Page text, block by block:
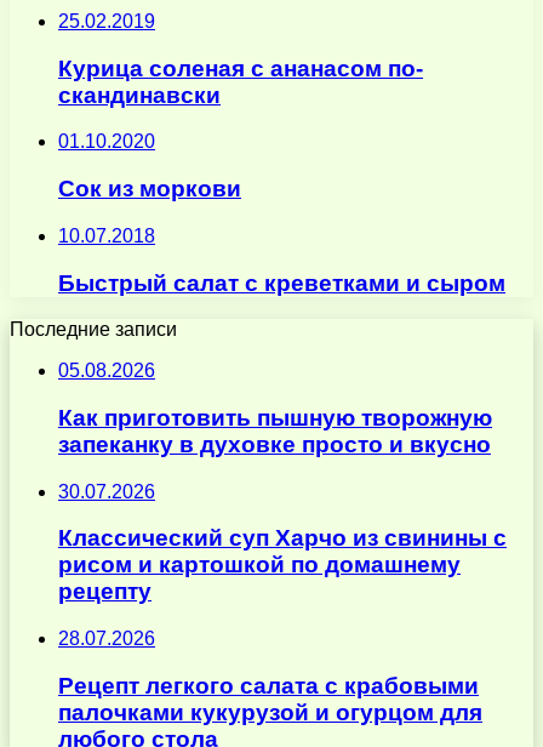
25.02.2019
Курица соленая с ананасом по-
скандинавски
01.10.2020
Сок из моркови
10.07.2018
Быстрый салат с креветками и сыром
Последние записи
05.08.2026
Как приготовить пышную творожную
запеканку в духовке просто и вкусно
30.07.2026
Классический суп Харчо из свинины с
рисом и картошкой по домашнему
рецепту
28.07.2026
Рецепт легкого салата с крабовыми
палочками кукурузой и огурцом для
любого стола